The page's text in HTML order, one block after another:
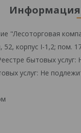
Информация
"Лесоторговая
52, корпус I-1,2; пом.
бытовых
услуг: Не